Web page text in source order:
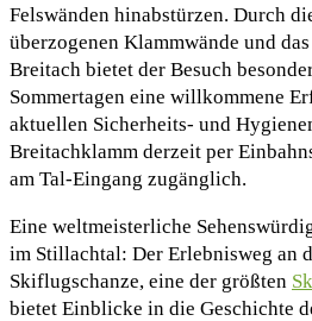
Felswänden hinabstürzen. Durch
überzogenen Klammwände und
Breitach bietet der Besuch
Sommertagen eine willkommene
aktuellen Sicherheits- und
Breitachklamm derzeit per
am Tal-Eingang zugänglich.
Eine weltmeisterliche
im Stillachtal: Der Erlebnisweg an
Skiflugschanze, eine der größten
bietet Einblicke in die Geschichte